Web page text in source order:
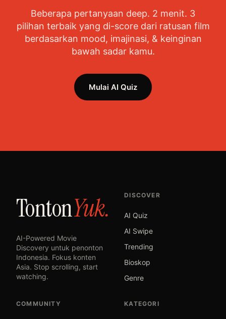
Beberapa pertanyaan deep. 2 menit. 3
pilihan terbaik yang di-score dari ratusan film
berdasarkan mood, imajinasi, & keinginan
bawah sadar kamu.
Mulai AI Quiz
TontonYuk.
AI-Powered Movie
Discovery untuk penonton
Indonesia. Fokus konten
Asia. Stop scrolling, start
watching.
DISCOVER
AI Quiz
AI Swipe
Trending
Bioskop
Genre
COMMUNITY KATEGORI